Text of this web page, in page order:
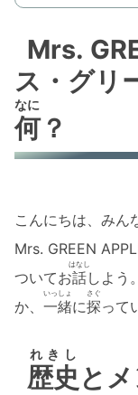
Mrs.
ス・グリ
何
なに
？
こんにちは、みん
Mrs. GREEN
ついてお話
はなし
しよう
か、 一緒
いっしょ
に探
さぐ
って
歴史
れきし
と